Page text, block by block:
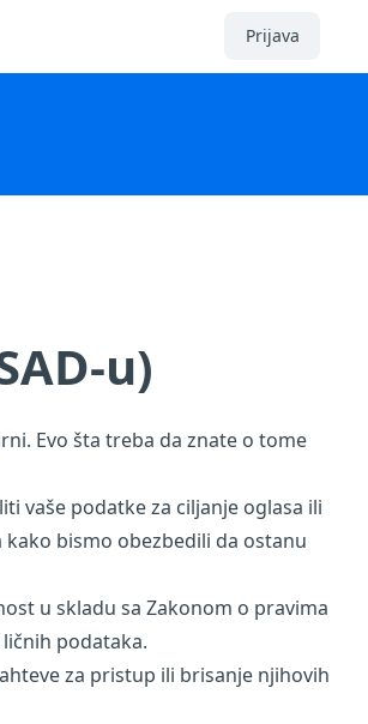
Prijava
u)
Evo šta treba da znate o tome
vaše podatke za ciljanje oglasa ili
bismo obezbedili da ostanu
u skladu sa Zakonom o pravima
podataka.
za pristup ili brisanje njihovih